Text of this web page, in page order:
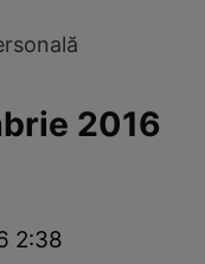
2016
2:38